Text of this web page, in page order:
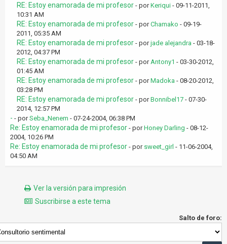
RE: Estoy enamorada de mi profesor - porKeriqui - 09-11-2011,
10:31 AM
RE: Estoy enamorada de mi profesor - porChamako - 09-19-
2011, 05:35 AM
RE: Estoy enamorada de mi profesor - porjade alejandra - 03-18-
2012, 04:37 PM
RE: Estoy enamorada de mi profesor - porAntony1 - 03-30-2012,
01:45 AM
RE: Estoy enamorada de mi profesor - porMadoka - 08-20-2012,
03:28 PM
RE: Estoy enamorada de mi profesor - porBonnibel17 - 07-30-
2014, 12:57 PM
- - porSeba_Nenem - 07-24-2004, 06:38 PM
Re: Estoy enamorada de mi profesor - porHoney Darling - 08-12-
2004, 10:26 PM
Re: Estoy enamorada de mi profesor - por sweet_girl - 11-06-2004,
04:50 AM
Ver la versión para impresión
Suscribirse a este tema
Salto de foro: